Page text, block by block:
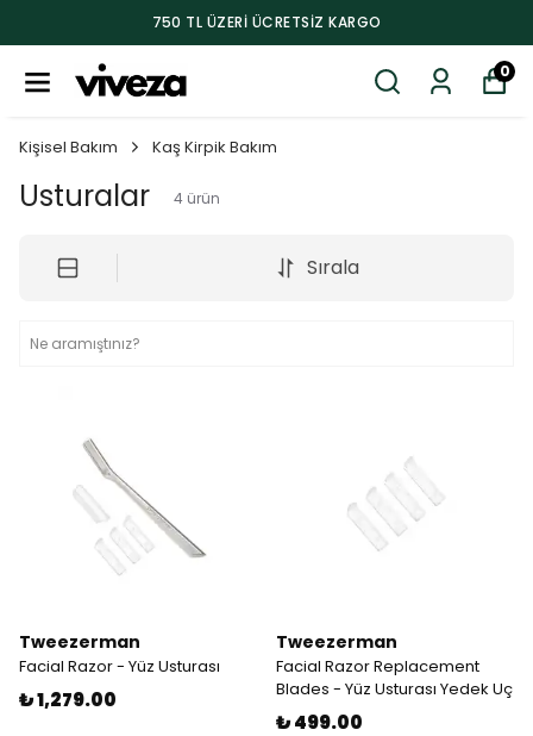
750 TL ÜZERI ÜCRETSIZ KARGO
0
Kişisel Bakım Kaş Kirpik Bakım
Usturalar 4 ürün
Sırala
Tweezerman
Facial Razor - Yüz Usturası
₺ 1,279.00
Tweezerman
Facial Razor Replacement
Blades - Yüz Usturası Yedek Uç
₺ 499.00